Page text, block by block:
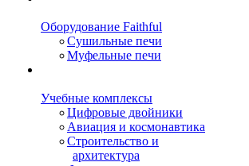
Оборудование Faithful
Сушильные печи
Муфельные печи
Учебные комплексы
Цифровые двойники
Авиация и космонавтика
Строительство и
архитектура